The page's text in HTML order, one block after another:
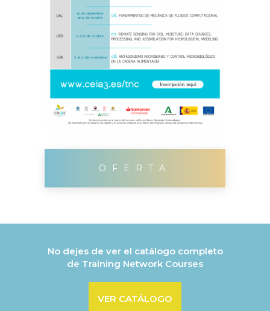
OFERTA
No dejes de ver el catálogo completo
de Training Network Courses
VER CATÁLOGO